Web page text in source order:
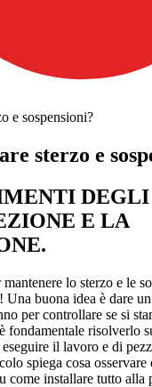
e sospensioni?
sterzo e
DEGLI
E LA
lo sterzo e le
buona idea è dare
per controllare se si
fondamentale risolverlo
il lavoro e di
spiega cosa
come installare tutto alla